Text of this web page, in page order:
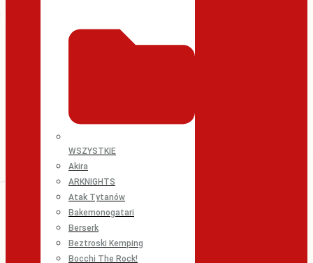
WSZYSTKIE
Akira
ARKNIGHTS
Atak Tytanów
Bakemonogatari
Berserk
Beztroski Kemping
Bocchi The Rock!